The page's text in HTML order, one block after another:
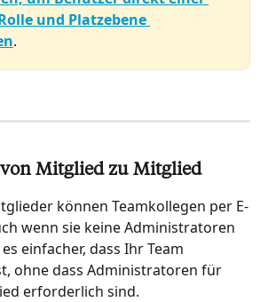
und Platzebene
.
Mitglied zu Mitglied
können Teamkollegen per E-
wenn sie keine Administratoren
einfacher, dass Ihr Team
ohne dass Administratoren für
erforderlich sind.